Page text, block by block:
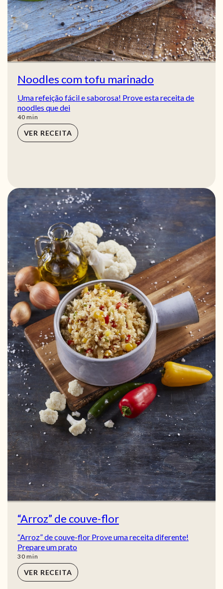
Noodles com tofu marinado
Uma refeição fácil e saborosa! Prove esta receita de
noodles que dei
40min
min
VER RECEITA
“Arroz” de couve-flor
“Arroz” de couve-flor Prove uma receita diferente!
Prepare um prato
30min
min
VER RECEITA